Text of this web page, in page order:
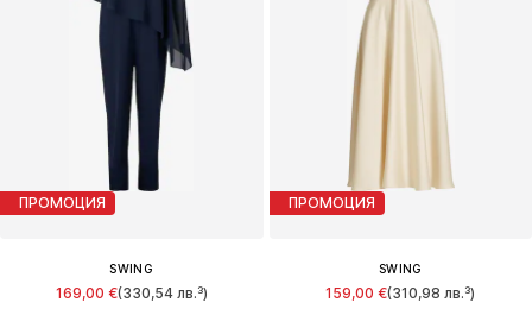
ПРОМОЦИЯ
SWING
169,00 €(330,54 лв.³)
ПРОМОЦИЯ
SWING
159,00 €(310,98 лв.³)